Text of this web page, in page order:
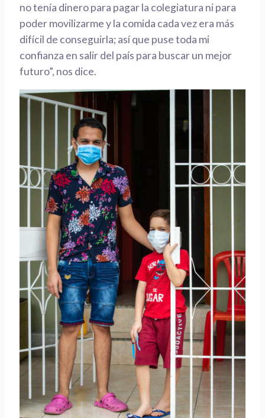
no tenía dinero para pagar la colegiatura ni para
poder movilizarme y la comida cada vez era más
difícil de conseguirla; así que puse toda mi
confianza en salir del país para buscar un mejor
futuro”, nos dice.